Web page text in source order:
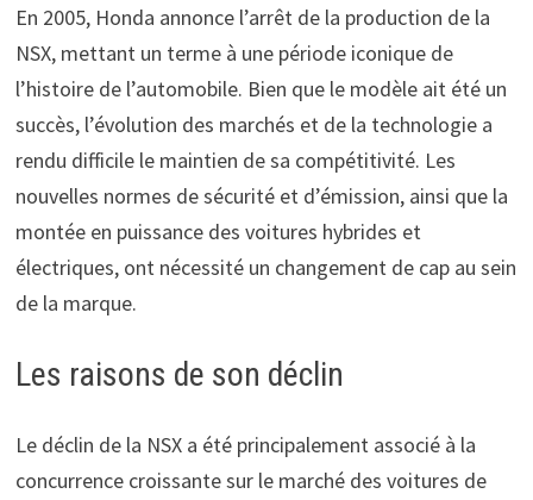
En 2005, Honda annonce l’arrêt de la production de la
NSX, mettant un terme à une période iconique de
l’histoire de l’automobile. Bien que le modèle ait été un
succès, l’évolution des marchés et de la technologie a
rendu difficile le maintien de sa compétitivité. Les
nouvelles normes de sécurité et d’émission, ainsi que la
montée en puissance des voitures hybrides et
électriques, ont nécessité un changement de cap au sein
de la marque.
Les raisons de son déclin
Le déclin de la NSX a été principalement associé à la
concurrence croissante sur le marché des voitures de